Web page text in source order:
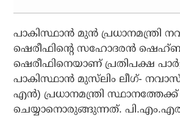
പാകിസ്ഥാന്‍ മുന്‍ പ്രധാനമന്ത്രി
ഷെരീഫിന്റെ സഹോദരന്‍
ഷെരീഫിനെയാണ് പ്രതിപക്ഷ
പാകിസ്ഥാന്‍ മുസ്‌ലിം ലീഗ്-
എന്‍) പ്രധാനമന്ത്രി സ്ഥാനത്തേക്ക്
ചെയ്യാനൊരുങ്ങുന്നത്.